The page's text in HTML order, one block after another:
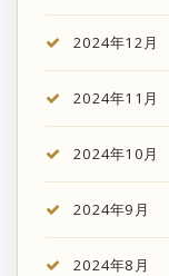
2024年12月
2024年11月
2024年10月
2024年9月
2024年8月